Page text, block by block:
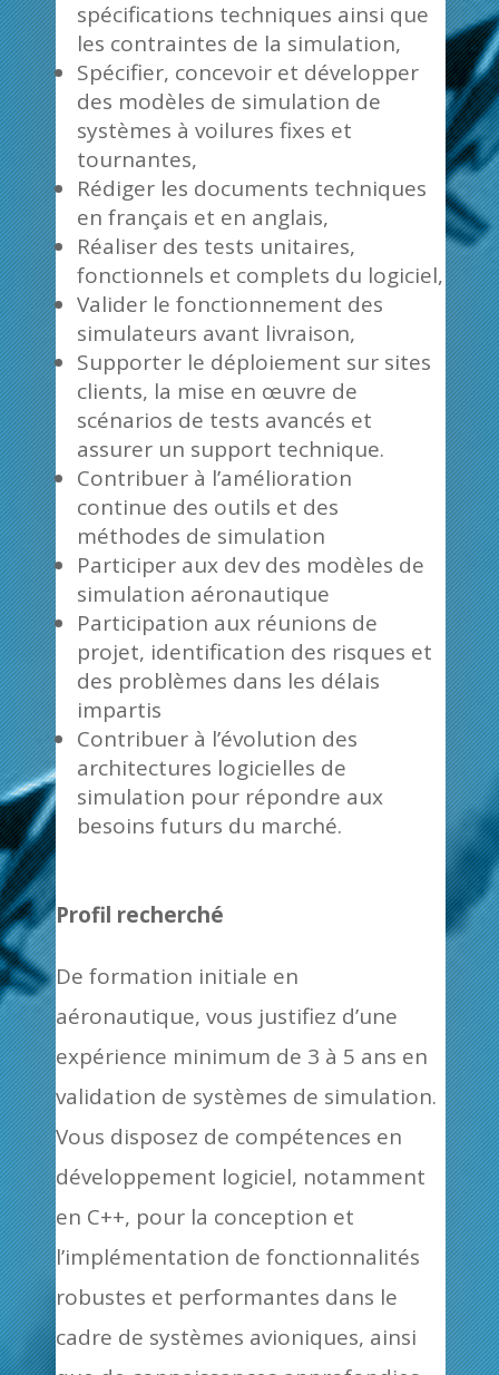
spécifications techniques ainsi que
les contraintes de la simulation,
Spécifier, concevoir et développer
des modèles de simulation de
systèmes à voilures fixes et
tournantes,
Rédiger les documents techniques
en français et en anglais,
Réaliser des tests unitaires,
fonctionnels et complets du logiciel,
Valider le fonctionnement des
simulateurs avant livraison,
Supporter le déploiement sur sites
clients, la mise en œuvre de
scénarios de tests avancés et
assurer un support technique.
Contribuer à l’amélioration
continue des outils et des
méthodes de simulation
Participer aux dev des modèles de
simulation aéronautique
Participation aux réunions de
projet, identification des risques et
des problèmes dans les délais
impartis
Contribuer à l’évolution des
architectures logicielles de
simulation pour répondre aux
besoins futurs du marché.
Profil recherché
De formation initiale en
aéronautique, vous justifiez d’une
expérience minimum de 3 à 5 ans en
validation de systèmes de simulation.
Vous disposez de compétences en
développement logiciel, notamment
en C++, pour la conception et
l’implémentation de fonctionnalités
robustes et performantes dans le
cadre de systèmes avioniques, ainsi